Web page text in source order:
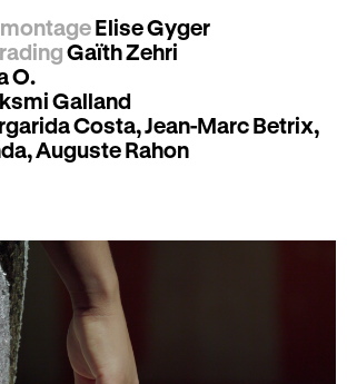
Elise Gyger
Gaïth Zehri
O.
Galland
Costa, Jean-Marc Betrix,
Auguste Rahon